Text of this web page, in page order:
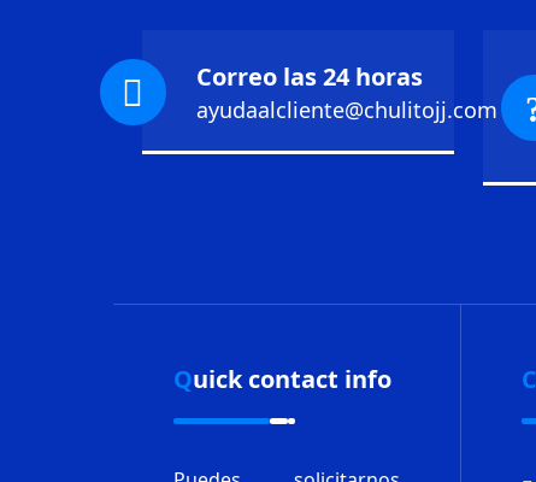
Correo las 24 horas
ayudaalcliente@chulitojj.com
Quick contact info